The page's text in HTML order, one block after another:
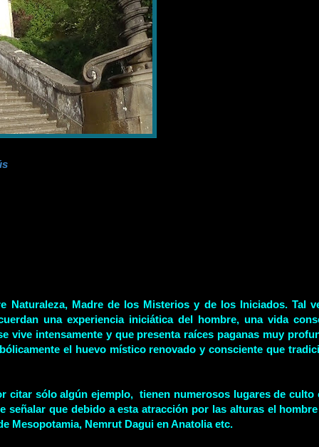
Naturaleza, Madre de los Misterios y de los Iniciados. Tal
una experiencia iniciática del hombre, una vida
intensamente y que presenta raíces paganas muy
el huevo místico renovado y consciente que
citar sólo algún ejemplo, tienen numerosos lugares de
señalar que debido a esta atracción por las alturas el
Mesopotamia, Nemrut Dagui en Anatolia etc.